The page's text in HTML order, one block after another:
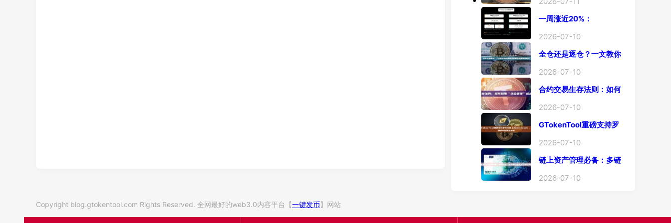
一周涨近20%：
意，因Robinhood
2026-07-10
全仓还是逐仓？一文教你
金模式
2026-07-10
合约交易生存法则：如何
爆仓？
2026-07-10
GTokenTool重磅支持罗
（Robinhood），一键
2026-07-10
链上资产管理必备：多链
操作指南
2026-07-10
Copyright blog.gtokentool.com Rights Reserved. 全网最好的web3.0内容平台【一键发币】网站